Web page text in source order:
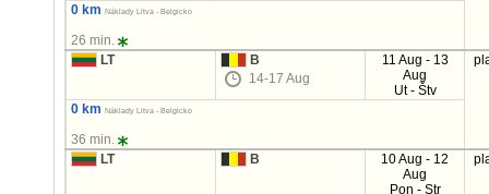
0 km Náklady Litva - Belgicko
26 min.
LT
B
14-17 Aug
11 Aug - 13
Aug
Ut - Štv
0 km Náklady Litva - Belgicko
36 min.
LT
B
10 Aug - 12
Aug
Pon - Str